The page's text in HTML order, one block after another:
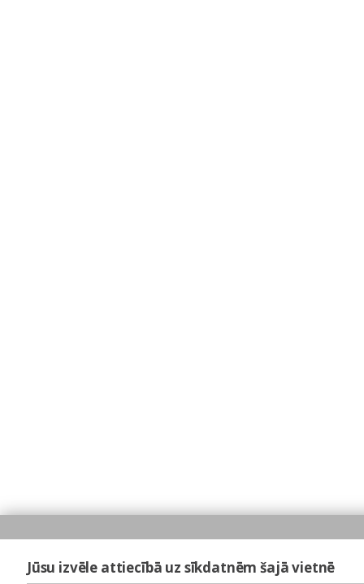
Jūsu izvēle attiecībā uz sīkdatnēm šajā vietnē